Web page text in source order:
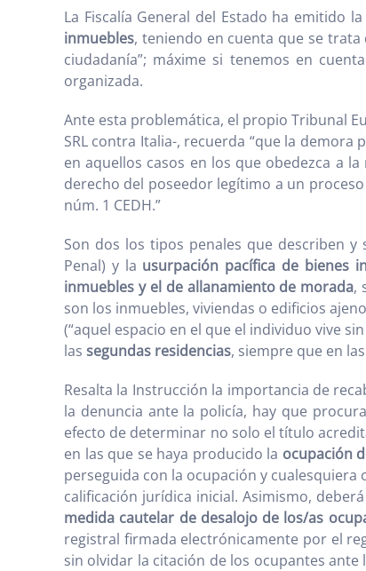
La Fiscalía General del Estado ha emitido
inmuebles, teniendo en cuenta que se
ciudadanía”; máxime si tenemos en
organizada.
Ante esta problemática, el propio Tribunal
SRL contra Italia-, recuerda “que la
en aquellos casos en los que obedezca a
derecho del poseedor legítimo a un
núm. 1 CEDH.”
Son dos los tipos penales que describen
Penal) y la usurpación pacífica de bienes
inmuebles y el de allanamiento de morada,
son los inmuebles, viviendas o edificios
(“aquel espacio en el que el individuo vive
las segundas residencias, siempre que en
Resalta la Instrucción la importancia de
la denuncia ante la policía, hay que
efecto de determinar no solo el título
en las que se haya producido la ocupación
perseguida con la ocupación y
calificación jurídica inicial. Asimismo,
medida cautelar de desalojo de los/as
registral firmada electrónicamente por el
sin olvidar la citación de los ocupantes